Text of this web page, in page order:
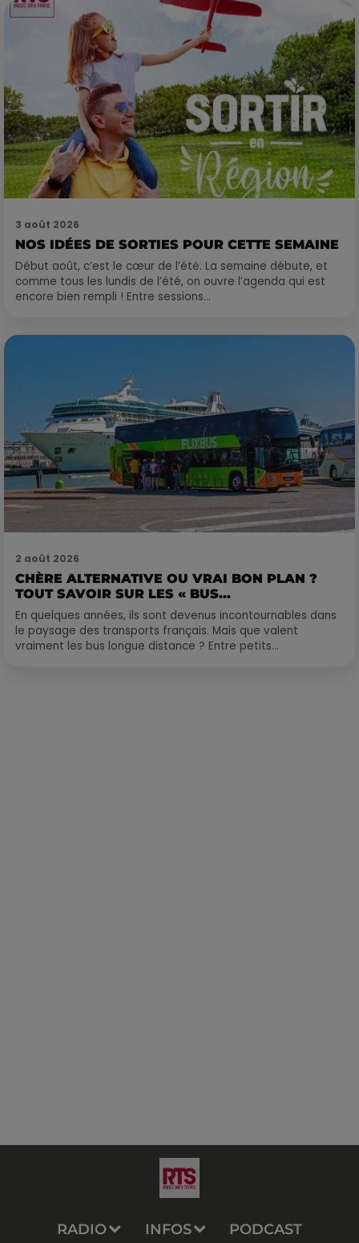
3 août 2026
NOS IDÉES DE SORTIES POUR CETTE SEMAINE
Début août, c’est le cœur de l’été. La semaine débute, et
comme tous les lundis de l’été, on ouvre l’agenda qui est
encore bien rempli ! Entre sessions...
2 août 2026
CHÈRE ALTERNATIVE OU VRAI BON PLAN ?
TOUT SAVOIR SUR LES « BUS...
En quelques années, ils sont devenus incontournables dans
le paysage des transports français. Mais que valent
vraiment les bus longue distance ? Entre petits...
RADIO INFOS PODCAST